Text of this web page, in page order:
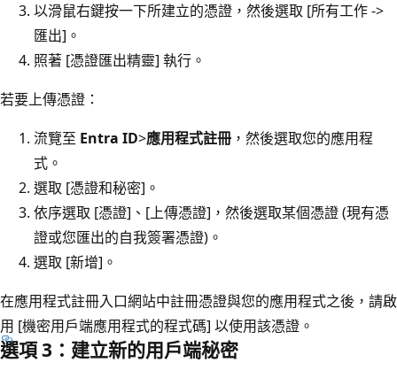
以滑鼠右鍵按一下所建立的憑證，然後選取 [所有工作 ->
匯出] 。
照著 [憑證匯出精靈] 執行。
若要上傳憑證：
流覽至 Entra ID>應用程式註冊 ，然後選取您的應用程
式。
選取 [憑證和秘密] 。
依序選取 [憑證] 、[上傳憑證] ，然後選取某個憑證 (現有憑
證或您匯出的自我簽署憑證)。
選取 [新增]。
在應用程式註冊入口網站中註冊憑證與您的應用程式之後，請啟
用 [機密用戶端應用程式的程式碼] 以使用該憑證。
選項 3：建立新的用戶端秘密